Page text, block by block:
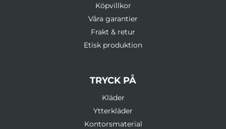
Köpvillkor
Våra garantier
Frakt & retur
Etisk produktion
TRYCK PÅ
Kläder
Ytterkläder
Kontorsmaterial